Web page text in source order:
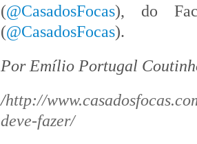
(@CasadosFocas), do
(@CasadosFocas).
Por Emílio Portugal
/http://
deve-fazer/